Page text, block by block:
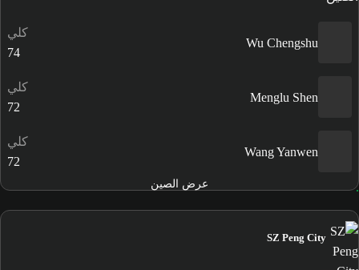
Wu Chengshu
كلي
74
Menglu Shen
كلي
72
Wang Yanwen
كلي
72
عرض الصين
SZ Peng City